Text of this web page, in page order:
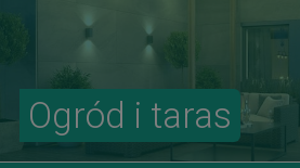
Ogród i taras